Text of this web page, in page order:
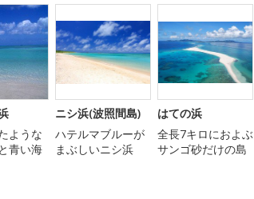
ような
青い海
ニシ浜(波照間島)
ハテルマブルーが
まぶしいニシ浜
はての浜
全長7キロにおよぶ
サンゴ砂だけの島